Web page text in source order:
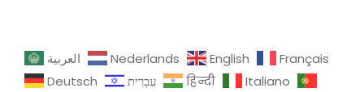
العربية Nederlands English
Français
Deutsch
עִבְרִית हिन्दी
Italiano